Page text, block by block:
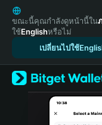
English
日本語
Tiếng Việt
Español
Türkçe
Italiano
ขณะนี้คุณกำลังดูหน้านี้ใน
ใช้Englishหรือไม่
เปลี่ยนไปใช้